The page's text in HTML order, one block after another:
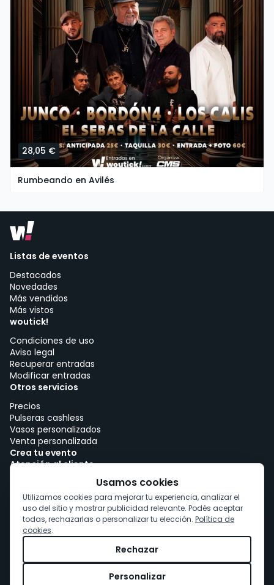
28,05 €
Rumbeando en Avilés
Listas de eventos
Destacados
Novedades
Más vendidos
Más vistos
woutick!
Condiciones de uso
Aviso legal
Recuperar entradas
Modificar entradas
Otros servicios
Precios
Pulseras cashless
Vasos personalizados
Venta personalizada
Crea tu evento
Atención al cliente
Consentimiento de cookies
Usamos cookies
Utilizamos cookies para mejorar tu experiencia, analizar el
uso del sitio y mostrar publicidad relevante. Podés aceptar
todas, rechazarlas o personalizar tu elección. Política de
cookies.
Rechazar
Personalizar